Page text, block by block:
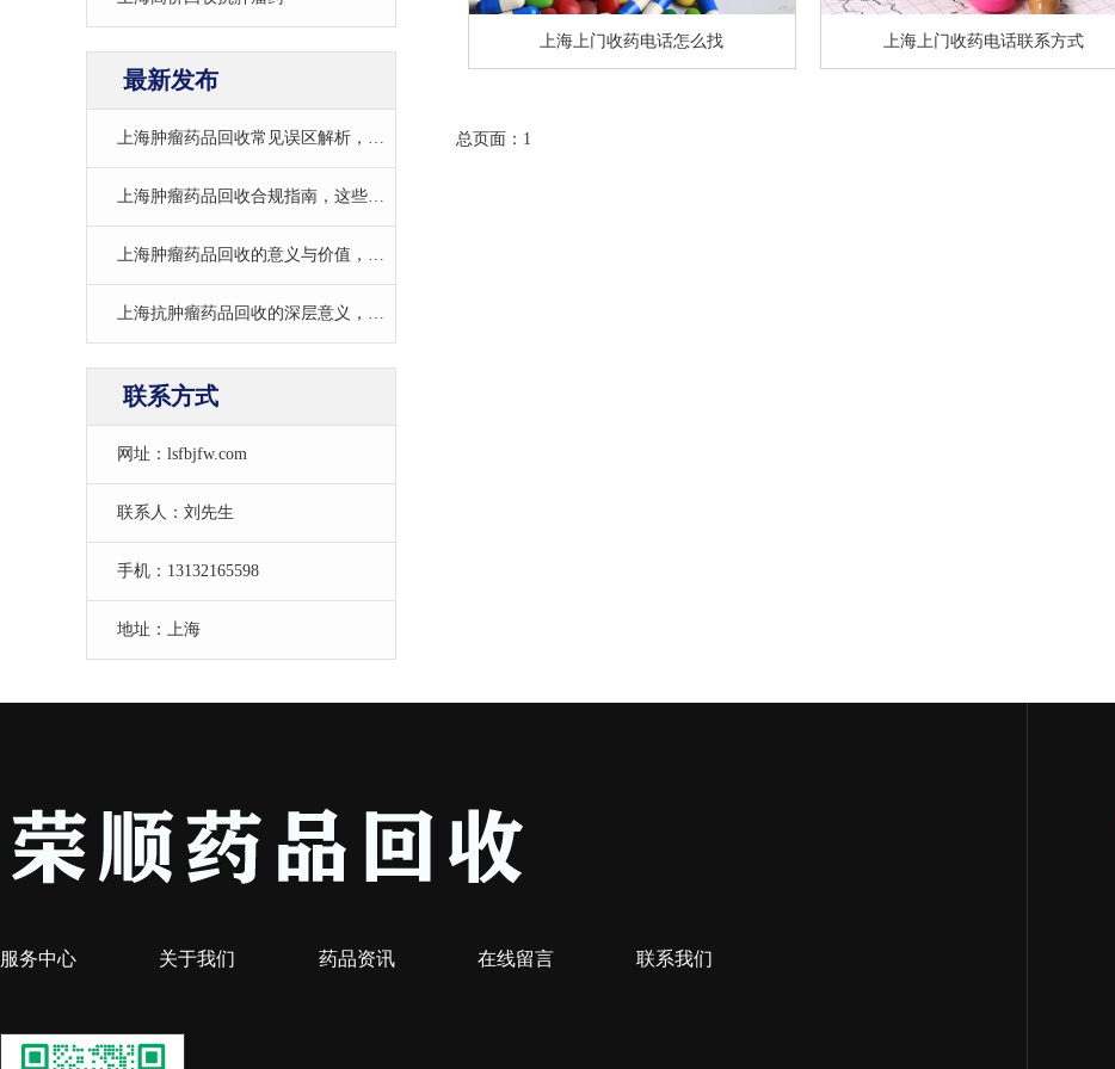
最新发布
上海肿瘤药品回收常见误区解析，避开这些“坑”守护健康与权益
上海肿瘤药品回收合规指南，这些要点一定要牢记
上海肿瘤药品回收的意义与价值，守护健康同时杜绝资源浪费
上海抗肿瘤药品回收的深层意义，不止于变现，更是生命与责任的共鸣
联系方式
网址：lsfbjfw.com
联系人：刘先生
手机：13132165598
地址：上海
上海上门收药电话怎么找 上海上门收药电话联系方式
总页面：1
服务中心 关于我们 药品资讯 在线留言 联系我们